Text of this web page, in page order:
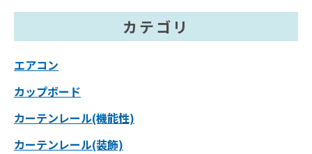
カテゴリ
エアコン
カップボード
カーテンレール(機能性)
カーテンレール(装飾)